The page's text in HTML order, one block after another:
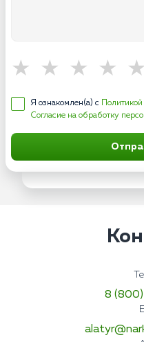
Я ознакомлен(а) с
Согласие на обработку
8